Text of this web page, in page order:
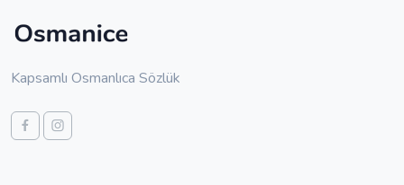
Kapsamlı Osmanlıca Sözlük